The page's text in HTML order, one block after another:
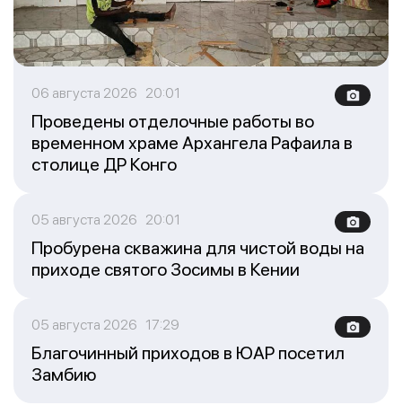
06 августа 2026 20:01
Проведены отделочные работы во
временном храме Архангела Рафаила в
столице ДР Конго
05 августа 2026 20:01
Пробурена скважина для чистой воды на
приходе святого Зосимы в Кении
05 августа 2026 17:29
Благочинный приходов в ЮАР посетил
Замбию